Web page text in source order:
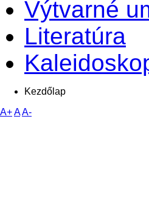
Výtvarné
Literatúra
Kezdőlap
A+AA-